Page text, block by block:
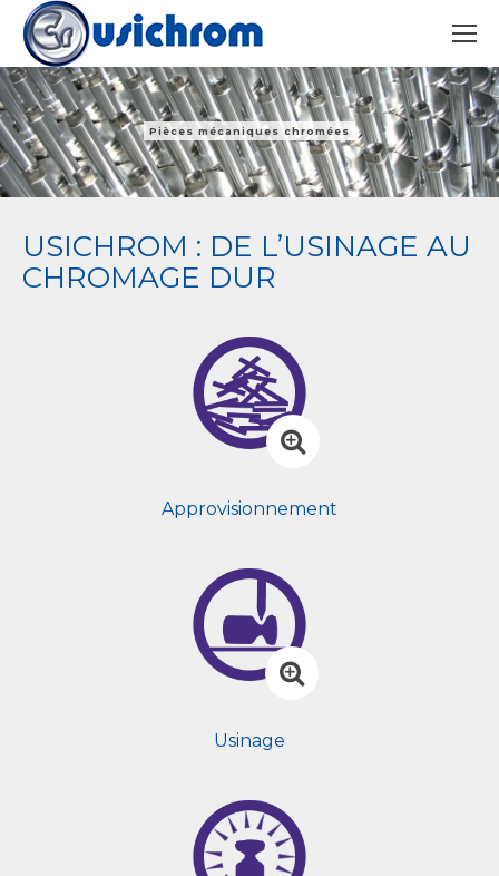
Pièces mécaniques chromées
USICHROM : DE L’USINAGE AU
CHROMAGE DUR
Approvisionnement
Usinage